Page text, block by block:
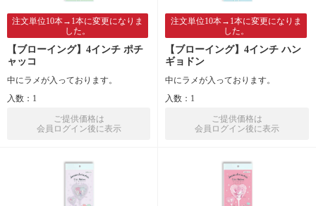
注文単位10本→1本に変更になりま
した。
【ブローイング】4インチ ポチ
ャッコ
中にラメが入っております。
入数：1
ご提供価格は
会員ログイン後に表示
注文単位10本→1本に変更になりま
した。
【ブローイング】4インチ ハン
ギョドン
中にラメが入っております。
入数：1
ご提供価格は
会員ログイン後に表示